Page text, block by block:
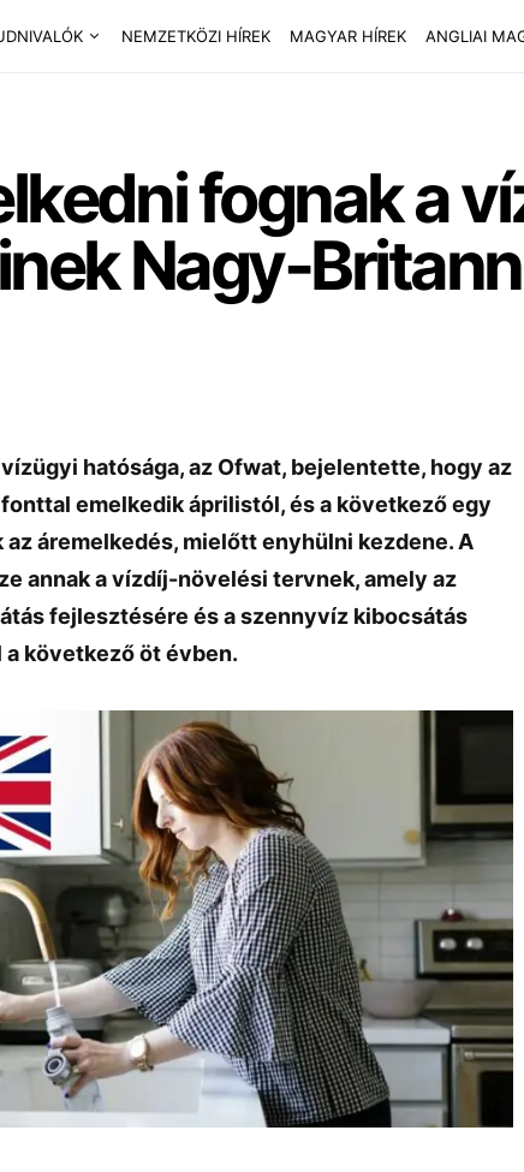
NEMZETKÖZI HÍREK MAGYAR HÍREK ANGLIAI
fognak a
Nagy-
hatósága, az Ofwat, bejelentette, hogy az
emelkedik áprilistól, és a következő egy
áremelkedés, mielőtt enyhülni kezdene. A
annak a vízdíj-növelési tervnek, amely az
fejlesztésére és a szennyvíz kibocsátás
következő öt évben.